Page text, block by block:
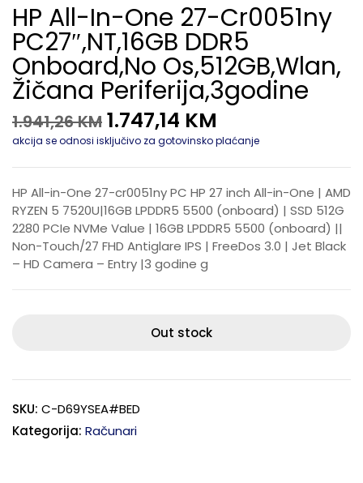
HP All-In-One 27-Cr0051ny
PC27″,NT,16GB DDR5
Onboard,No Os,512GB,Wlan,
Žičana Periferija,3godine
1.941,26KM 1.747,14 KM
akcija se odnosi isključivo za gotovinsko plaćanje
HP All-in-One 27-cr0051ny PC HP 27 inch All-in-One | AMD
RYZEN 5 7520U|16GB LPDDR5 5500 (onboard) | SSD 512G
2280 PCIe NVMe Value | 16GB LPDDR5 5500 (onboard) ||
Non-Touch/27 FHD Antiglare IPS | FreeDos 3.0 | Jet Black
– HD Camera – Entry |3 godine g
Out stock
SKU: C-D69YSEA#BED
Kategorija: Računari